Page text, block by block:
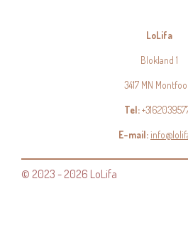
LoLifa
Blokland 1
3417 MN
Tel:
E-mail:
© 2023 - 2026 LoLifa